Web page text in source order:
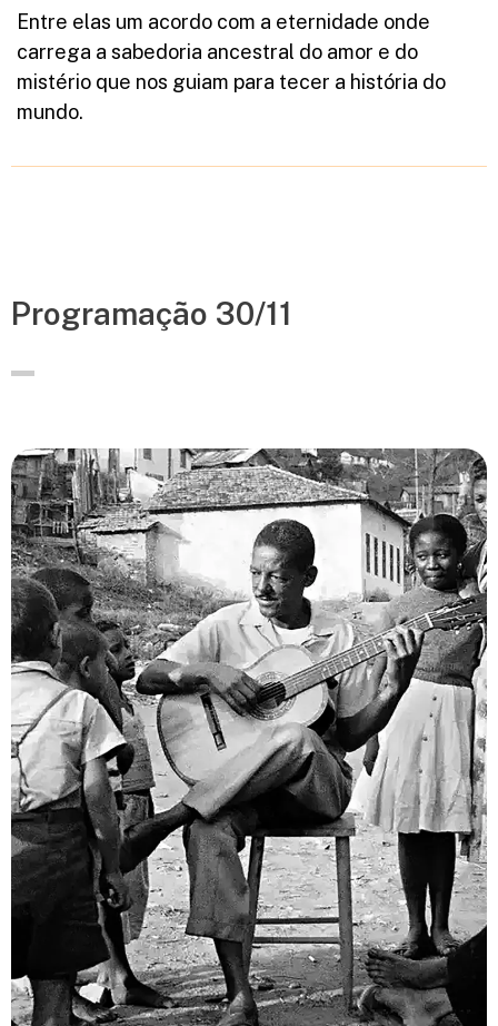
Entre elas um acordo com a eternidade onde
carrega a sabedoria ancestral do amor e do
mistério que nos guiam para tecer a história do
mundo.
Programação 30/11